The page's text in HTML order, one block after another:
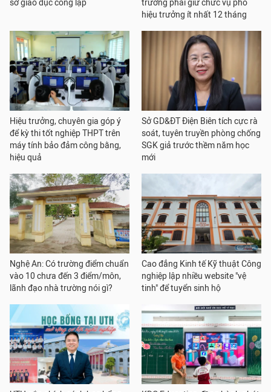
sở giáo dục công lập
trưởng phải giữ chức vụ phó
hiệu trưởng ít nhất 12 tháng
Hiệu trưởng, chuyên gia góp ý
để kỳ thi tốt nghiệp THPT trên
máy tính bảo đảm công bằng,
hiệu quả
Sở GD&ĐT Điện Biên tích cực rà
soát, tuyên truyền phòng chống
SGK giả trước thềm năm học
mới
Nghệ An: Có trường điểm chuẩn
vào 10 chưa đến 3 điểm/môn,
lãnh đạo nhà trường nói gì?
Cao đẳng Kinh tế Kỹ thuật Công
nghiệp lập nhiều website "vệ
tinh" để tuyển sinh hộ